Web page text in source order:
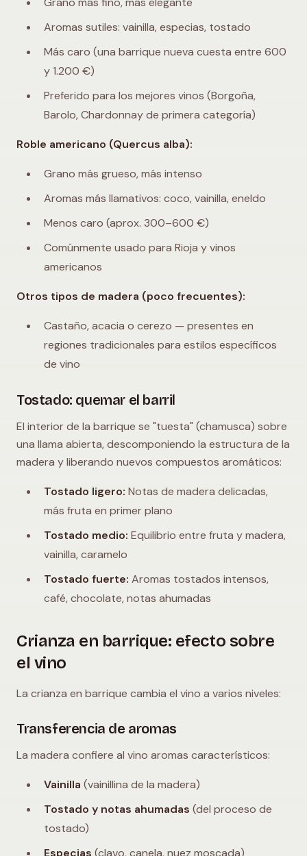
Aromas sutiles: vainilla, especias, tostado
Más caro (una barrique nueva cuesta entre 600
y 1.200 €)
Preferido para los mejores vinos (Borgoña,
Barolo, Chardonnay de primera categoría)
Roble americano (Quercus alba):
Grano más grueso, más intenso
Aromas más llamativos: coco, vainilla, eneldo
Menos caro (aprox. 300–600 €)
Comúnmente usado para Rioja y vinos
americanos
Otros tipos de madera (poco frecuentes):
Castaño, acacia o cerezo — presentes en
regiones tradicionales para estilos específicos
de vino
Tostado: quemar el barril
El interior de la barrique se "tuesta" (chamusca) sobre
una llama abierta, descomponiendo la estructura de la
madera y liberando nuevos compuestos aromáticos:
Tostado ligero: Notas de madera delicadas,
más fruta en primer plano
Tostado medio: Equilibrio entre fruta y madera,
vainilla, caramelo
Tostado fuerte: Aromas tostados intensos,
café, chocolate, notas ahumadas
Crianza en barrique: efecto sobre
el vino
La crianza en barrique cambia el vino a varios niveles:
Transferencia de aromas
La madera confiere al vino aromas característicos:
Vainilla (vainillina de la madera)
Tostado y notas ahumadas (del proceso de
tostado)
Especias (clavo, canela, nuez moscada)